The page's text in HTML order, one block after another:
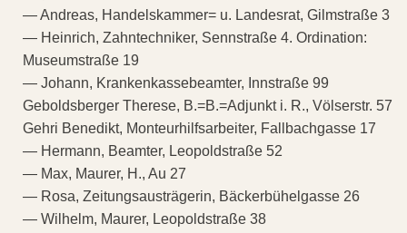
— Andreas, Handelskammer= u. Landesrat, Gilmstraße 3
— Heinrich, Zahntechniker, Sennstraße 4. Ordination:
Museumstraße 19
— Johann, Krankenkassebeamter, Innstraße 99
Geboldsberger Therese, B.=B.=Adjunkt i. R., Völserstr. 57
Gehri Benedikt, Monteurhilfsarbeiter, Fallbachgasse 17
— Hermann, Beamter, Leopoldstraße 52
— Max, Maurer, H., Au 27
— Rosa, Zeitungsausträgerin, Bäckerbühelgasse 26
— Wilhelm, Maurer, Leopoldstraße 38